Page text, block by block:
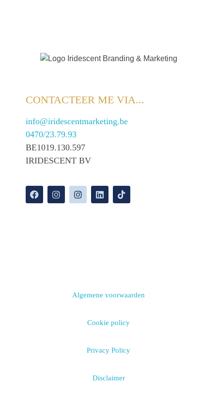
CONTACTEER ME VIA...
info@iridescentmarketing.be
0470/23.79.93
BE1019.130.597
IRIDESCENT BV
Algemene voorwaarden
Cookie policy
Privacy Policy
Disclaimer